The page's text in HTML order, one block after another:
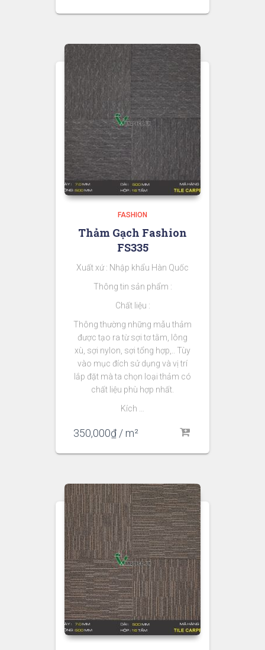
FASHION
Thảm Gạch Fashion
FS335
Xuất xứ : Nhập khẩu Hàn Quốc
Thông tin sản phẩm :
Chất liệu :
Thông thường những mẫu thảm
được tạo ra từ sợi tơ tằm, lông
xù, sợi nylon, sợi tổng hợp,.. Tùy
vào mục đích sử dụng và vị trí
lắp đặt mà ta chọn loại thảm có
chất liệu phù hợp nhất.
Kích …
350,000₫/ m²